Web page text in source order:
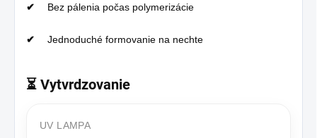
Bez pálenia počas polymerizácie
Jednoduché formovanie na nechte
⏳ Vytvrdzovanie
UV LAMPA